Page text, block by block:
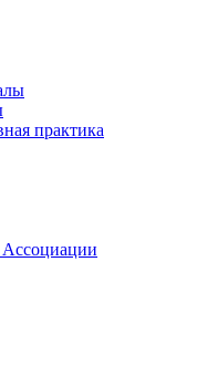
практика
Ассоциации